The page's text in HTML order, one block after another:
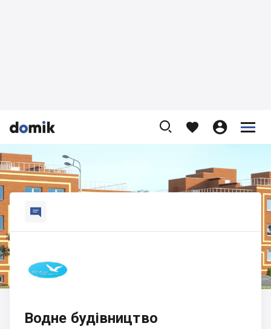


    



Водне будівництво